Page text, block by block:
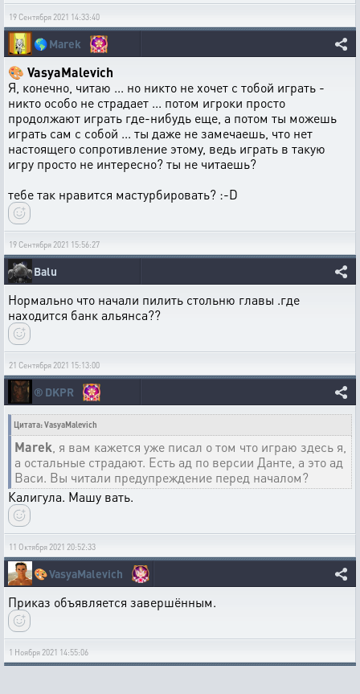
19 Сентября 2021 14:33:40
🌎Marek
🎨 VasyaMalevich
Я, конечно, читаю ... но никто не хочет с тобой играть -
никто особо не страдает ... потом игроки просто
продолжают играть где-нибудь еще, а потом ты можешь
играть сам с собой ... ты даже не замечаешь, что нет
настоящего сопротивление этому, ведь играть в такую ​​
игру просто не интересно? ты не читаешь?
тебе так нравится мастурбировать? :-D
19 Сентября 2021 15:56:27
Balu
Нормально что начали пилить стольню главы .где
находится банк альянса??
21 Сентября 2021 15:13:00
®️ DKPR
Цитата: VasyaMalevich
Marek , я вам кажется уже писал о том что играю здесь я,
а остальные страдают. Есть ад по версии Данте, а это ад
Васи. Вы читали предупреждение перед началом?
Калигула. Машу вать.
11 Октября 2021 20:52:33
🎨VasyaMalevich
Приказ объявляется завершённым.
1 Ноября 2021 14:55:06